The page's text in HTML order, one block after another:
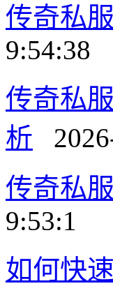
传奇私
9:54:38
传奇私
析
传奇私
9:53:1
如何快